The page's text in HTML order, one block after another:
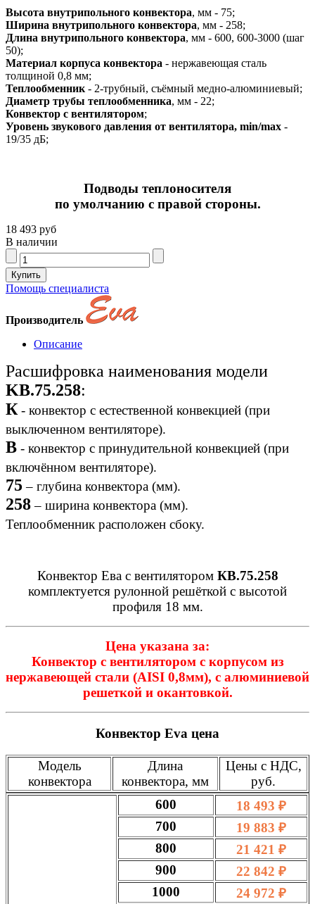
Высота внутрипольного конвектора, мм - 75;
Ширина внутрипольного конвектора, мм - 258;
Длина внутрипольного конвектора, мм - 600, 600-3000 (шаг
50);
Материал корпуса конвектора - нержавеющая сталь
толщиной 0,8 мм;
Теплообменник - 2-трубный, съёмный медно-алюминиевый;
Диаметр трубы теплообменника, мм - 22;
Конвектор с вентилятором;
Уровень звукового давления от вентилятора, min/max -
19/35 дБ;
Подводы теплоносителя
по умолчанию с правой стороны.
18 493 руб
В наличии
Помощь специалиста
Производитель
Описание
Расшифровка наименования модели
KB.75.258:
К - конвектор с естественной конвекцией (при
выключенном вентиляторе).
B - конвектор с принудительной конвекцией (при
включённом вентиляторе).
75– глубина конвектора (мм).
258– ширина конвектора (мм).
Теплообменник расположен сбоку.
Конвектор Ева с вентилятором КВ.75.258
комплектуется рулонной решёткой с высотой
профиля 18 мм.
Цена указана за:
Конвектор с вентилятором с корпусом из
нержавеющей стали (AISI 0,8мм), с алюминиевой
решеткой и окантовкой.
Конвектор Eva цена
Модель
конвектора
Длина
конвектора, мм
Цены с НДС,
руб.
600
18 493 ₽
700
19 883 ₽
800
21 421 ₽
900
22 842 ₽
1000
24 972 ₽